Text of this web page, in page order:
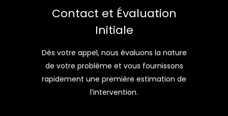
Contact et Évaluation
Initiale
Dès votre appel, nous évaluons la nature
de votre problème et vous fournissons
rapidement une première estimation de
l’intervention.